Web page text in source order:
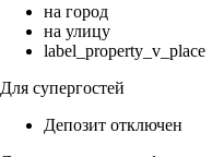
на город
на улицу
label_property_v_place
Для супергостей
Депозит отключен